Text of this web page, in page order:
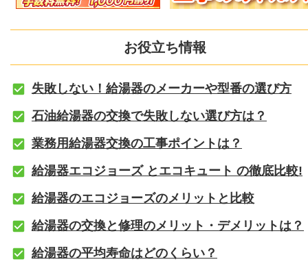
お役立ち情報
失敗しない！給湯器のメーカーや型番の選び方
石油給湯器の交換で失敗しない選び方は？
業務用給湯器交換の工事ポイントは？
給湯器エコジョーズ とエコキュート の徹底比較!
給湯器のエコジョーズのメリットと比較
給湯器の交換と修理のメリット・デメリットは？
給湯器の平均寿命はどのくらい？